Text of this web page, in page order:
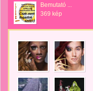
Bemutató ...
369 kép